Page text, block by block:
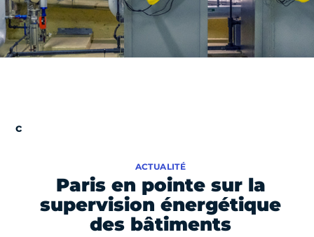
Paris en pointe sur la
supervision énergétique
des bâtiments
ACTUALITÉ